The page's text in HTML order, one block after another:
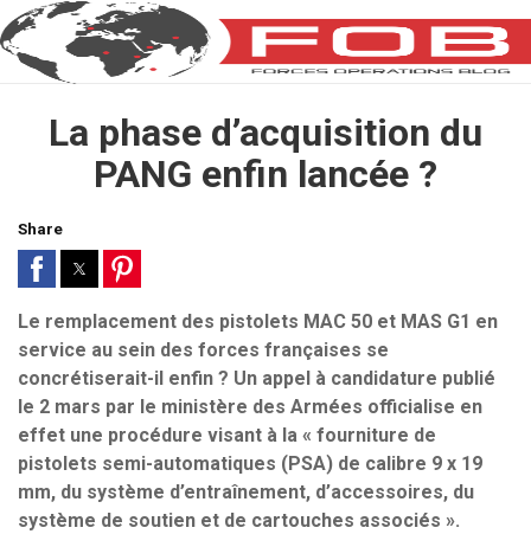
La phase d’acquisition du
PANG enfin lancée ?
Share
Le remplacement des pistolets MAC 50 et MAS G1 en
service au sein des forces françaises se
concrétiserait-il enfin ? Un appel à candidature publié
le 2 mars par le ministère des Armées officialise en
effet une procédure visant à la « fourniture de
pistolets semi-automatiques (PSA) de calibre 9 x 19
mm, du système d’entraînement, d’accessoires, du
système de soutien et de cartouches associés ».